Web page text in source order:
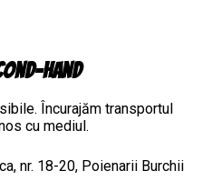
hand
Încurajăm transportul
cu mediul.
nr. 18-20, Poienarii Burchii